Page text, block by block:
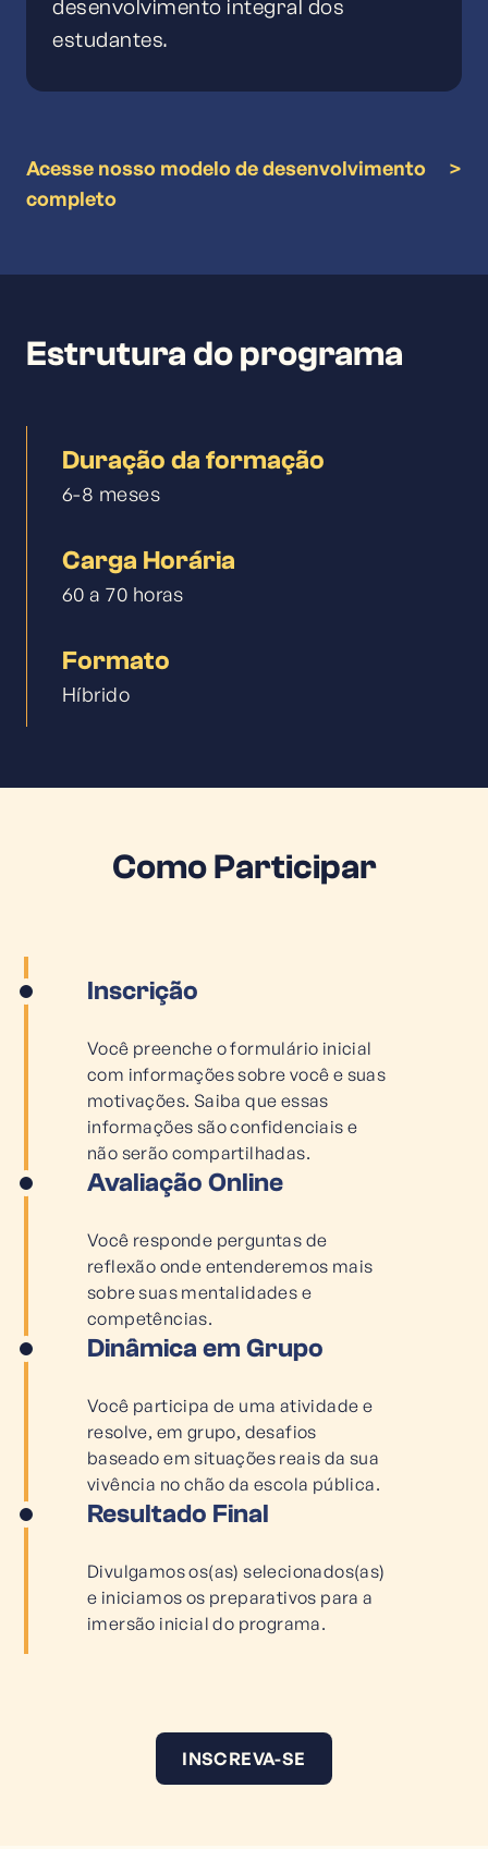
desenvolvimento integral dos
estudantes.
Acesse nosso modelo de desenvolvimento
completo
>
Estrutura do programa
Duração da formação
6-8 meses
Carga Horária
60 a 70 horas
Formato
Híbrido
Como Participar
Inscrição
Você preenche o formulário inicial
com informações sobre você e suas
motivações. Saiba que essas
informações são confidenciais e
não serão compartilhadas.
Avaliação Online
Você responde perguntas de
reflexão onde entenderemos mais
sobre suas mentalidades e
competências.
Dinâmica em Grupo
Você participa de uma atividade e
resolve, em grupo, desafios
baseado em situações reais da sua
vivência no chão da escola pública.
Resultado Final
Divulgamos os(as) selecionados(as)
e iniciamos os preparativos para a
imersão inicial do programa.
INSCREVA-SE